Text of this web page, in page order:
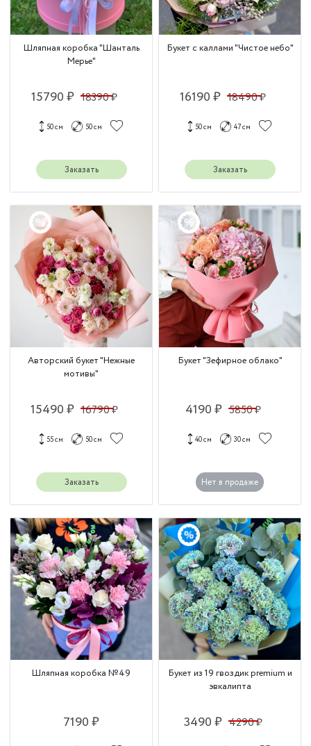
Шляпная коробка "Шанталь
Мерье"
15790 ₽ 18390 ₽
50 см 50 см
Заказать
Букет с каллами "Чистое небо"
16190 ₽ 18490 ₽
50 см 47 см
Заказать
Авторский букет "Нежные
мотивы"
15490 ₽ 16790 ₽
55 см 50 см
Заказать
Букет "Зефирное облако"
4190 ₽ 5850 ₽
40 см 30 см
Нет в продаже
Шляпная коробка №49
7190 ₽
Букет из 19 гвоздик premium и
эвкалипта
3490 ₽ 4290 ₽